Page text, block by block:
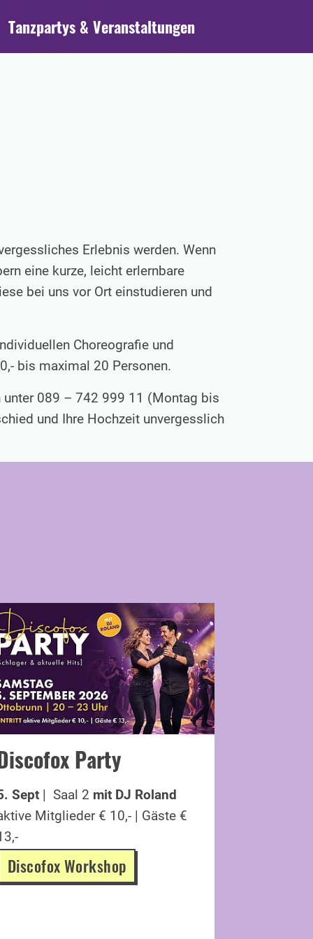
Tanzpartys & Veranstaltungen
Erlebnis werden. Wenn
eine kurze, leicht erlernbare
bei uns vor Ort einstudieren und
Choreografie und
bis maximal 20 Personen.
unter 089 – 742 999 11 (Montag bis
und Ihre Hochzeit unvergesslich
Party
Sept | Saal 2 mit DJ Roland
Mitglieder € 10,- | Gäste €
Discofox Workshop